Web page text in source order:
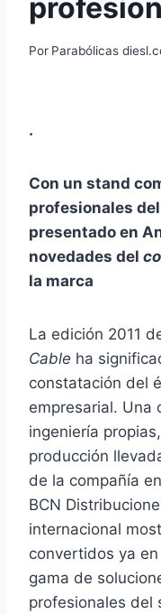
Por Parabólicas
.
Con un stand
profesionales
presentado en
novedades del
la marca
La edición 2011
Cable ha
constatación del
empresarial. Una
ingeniería
producción
de la compañía
BCN
internacional
convertidos ya
gama de
profesionales del